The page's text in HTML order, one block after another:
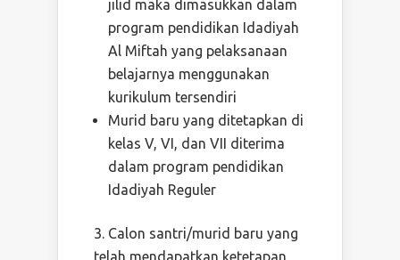
jilid maka dimasukkan dalam
program pendidikan Idadiyah
Al Miftah yang pelaksanaan
belajarnya menggunakan
kurikulum tersendiri
Murid baru yang ditetapkan di
kelas V, VI, dan VII diterima
dalam program pendidikan
Idadiyah Reguler
Calon santri/murid baru yang
telah mendapatkan ketetapan